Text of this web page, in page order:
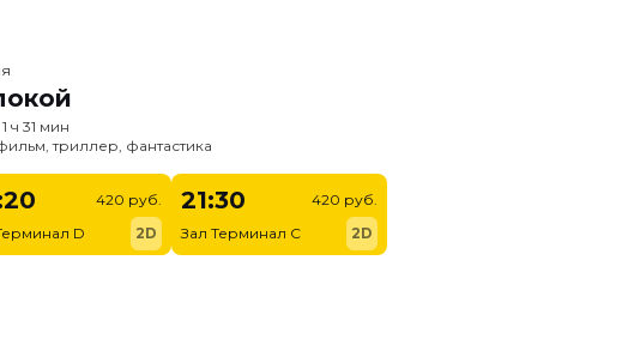
1 ч 31 мин
триллер, фантастика
D
420 руб.
2D
21:30
Зал Терминал C
420 руб.
2D